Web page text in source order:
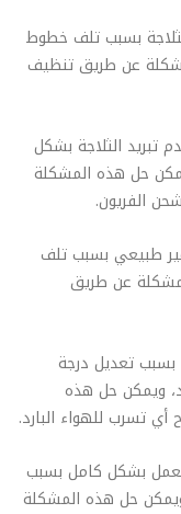
بسبب تلف خطوط
عن طريق تنظيف
تبريد الثلاجة بشكل
حل هذه المشكلة
الفريون.
طبيعي بسبب تلف
عن طريق
بسبب تعديل درجة
ويمكن حل هذه
تسرب للهواء البارد.
بشكل كامل بسبب
ويمكن حل هذه المشكلة